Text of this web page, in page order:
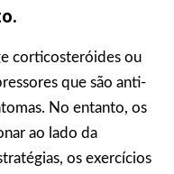
corticosteróides ou
que são anti-
No entanto, os
ao lado da
os exercícios